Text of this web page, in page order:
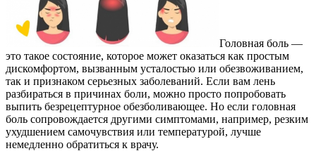
Головная боль —
это такое состояние, которое может оказаться как простым
дискомфортом, вызванным усталостью или обезвоживанием,
так и признаком серьезных заболеваний. Если вам лень
разбираться в причинах боли, можно просто попробовать
выпить безрецептурное обезболивающее. Но если головная
боль сопровождается другими симптомами, например, резким
ухудшением самочувствия или температурой, лучше
немедленно обратиться к врачу.